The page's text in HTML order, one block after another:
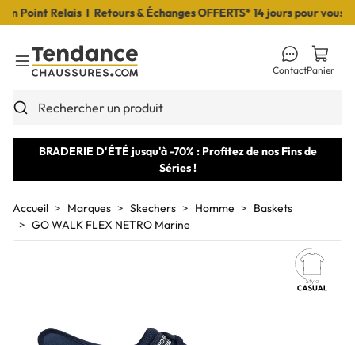
Point Relais I Retours & Échanges OFFERTS* 14 jours pour vous
Toggle Menu
Rechercher un produit
ContactPanier
BRADERIE D'ÉTÉ jusqu'à -70% : Profitez de nos Fins de
Séries !
Accueil Marques Skechers Homme
Baskets
GO WALK FLEX NETRO Marine